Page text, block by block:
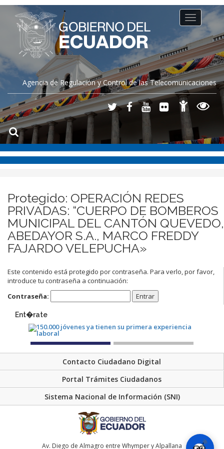
Agencia de Regulación y Control de las Telecomunicaciones
Toggle
navigation
Protegido: OPERACIÓN REDES
PRIVADAS: “CUERPO DE BOMBEROS
MUNICIPAL DEL CANTÓN QUEVEDO,
ABEDAYOR S.A., MARCO FREDDY
FAJARDO VELEPUCHA»
Este contenido está protegido por contraseña. Para verlo, por favor,
introduce tu contraseña a continuación:
Contraseña:
Ent�rate
Contacto Ciudadano Digital
Portal Trámites Ciudadanos
Sistema Nacional de Información (SNI)
Av. Diego de Almagro entre Whymper y Alpallana